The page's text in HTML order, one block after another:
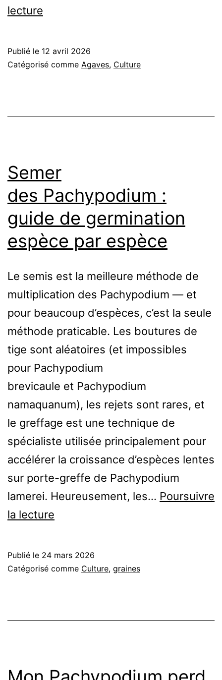
lecture
pot
:
complet
Publié le 12 avril 2026
Catégorisé comme Agaves, Culture
Semer
des Pachypodium :
guide de germination
espèce par espèce
Le semis est la meilleure méthode de
multiplication des Pachypodium — et
pour beaucoup d’espèces, c’est la seule
méthode praticable. Les boutures de
tige sont aléatoires (et impossibles
pour Pachypodium
brevicaule et Pachypodium
namaquanum), les rejets sont rares, et
le greffage est une technique de
spécialiste utilisée principalement pour
accélérer la croissance d’espèces lentes
sur porte-greffe de Pachypodium
lamerei. Heureusement, les… Poursuivre
la lecture
guide
de
par
Publié le 24 mars 2026
Catégorisé comme Culture, graines